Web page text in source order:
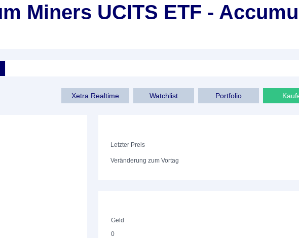
Miners UCITS ETF -
Xetra Realtime Watchlist Portfolio
Letzter Preis
Veränderung zum Vortag
Geld
0